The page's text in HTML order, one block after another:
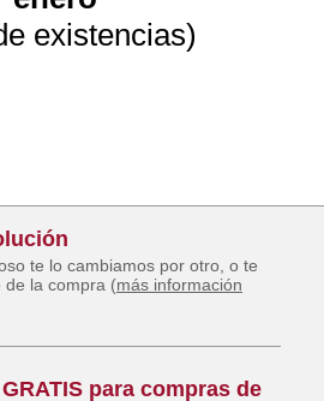
existencias)
te lo cambiamos por otro, o te
de la compra (más información
para compras de